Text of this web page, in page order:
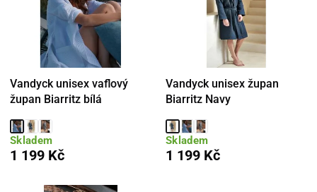
Vandyck unisex vaflový
župan Biarritz bílá
Skladem
1 199 Kč
Vandyck unisex župan
Biarritz Navy
Skladem
1 199 Kč